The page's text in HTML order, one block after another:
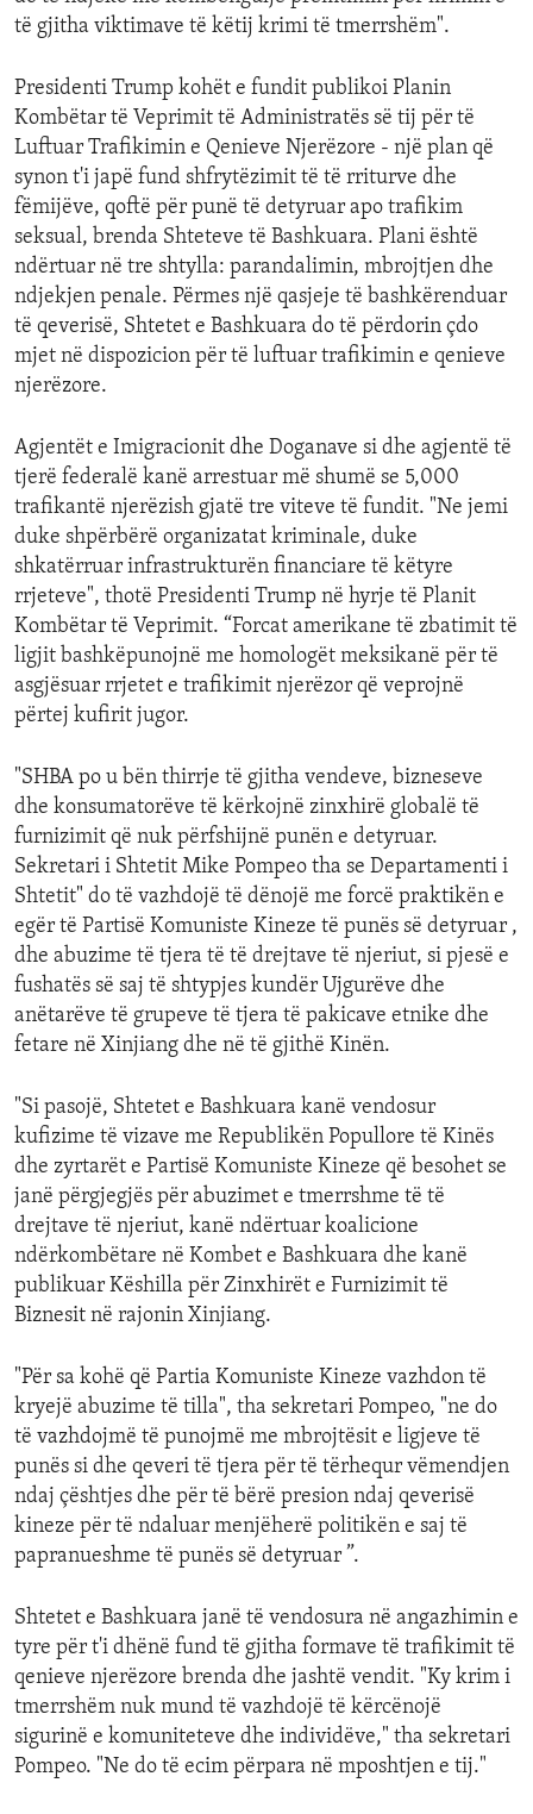
të gjitha viktimave të këtij krimi të tmerrshëm".
Presidenti Trump kohët e fundit publikoi Planin
Kombëtar të Veprimit të Administratës së tij për të
Luftuar Trafikimin e Qenieve Njerëzore - një plan që
synon t'i japë fund shfrytëzimit të të rriturve dhe
fëmijëve, qoftë për punë të detyruar apo trafikim
seksual, brenda Shteteve të Bashkuara. Plani është
ndërtuar në tre shtylla: parandalimin, mbrojtjen dhe
ndjekjen penale. Përmes një qasjeje të bashkërenduar
të qeverisë, Shtetet e Bashkuara do të përdorin çdo
mjet në dispozicion për të luftuar trafikimin e qenieve
njerëzore.
Agjentët e Imigracionit dhe Doganave si dhe agjentë të
tjerë federalë kanë arrestuar më shumë se 5,000
trafikantë njerëzish gjatë tre viteve të fundit. "Ne jemi
duke shpërbërë organizatat kriminale, duke
shkatërruar infrastrukturën financiare të këtyre
rrjeteve", thotë Presidenti Trump në hyrje të Planit
Kombëtar të Veprimit. “Forcat amerikane të zbatimit të
ligjit bashkëpunojnë me homologët meksikanë për të
asgjësuar rrjetet e trafikimit njerëzor që veprojnë
përtej kufirit jugor.
"SHBA po u bën thirrje të gjitha vendeve, bizneseve
dhe konsumatorëve të kërkojnë zinxhirë globalë të
furnizimit që nuk përfshijnë punën e detyruar.
Sekretari i Shtetit Mike Pompeo tha se Departamenti i
Shtetit" do të vazhdojë të dënojë me forcë praktikën e
egër të Partisë Komuniste Kineze të punës së detyruar ,
dhe abuzime të tjera të të drejtave të njeriut, si pjesë e
fushatës së saj të shtypjes kundër Ujgurëve dhe
anëtarëve të grupeve të tjera të pakicave etnike dhe
fetare në Xinjiang dhe në të gjithë Kinën.
"Si pasojë, Shtetet e Bashkuara kanë vendosur
kufizime të vizave me Republikën Popullore të Kinës
dhe zyrtarët e Partisë Komuniste Kineze që besohet se
janë përgjegjës për abuzimet e tmerrshme të të
drejtave të njeriut, kanë ndërtuar koalicione
ndërkombëtare në Kombet e Bashkuara dhe kanë
publikuar Këshilla për Zinxhirët e Furnizimit të
Biznesit në rajonin Xinjiang.
"Për sa kohë që Partia Komuniste Kineze vazhdon të
kryejë abuzime të tilla", tha sekretari Pompeo, "ne do
të vazhdojmë të punojmë me mbrojtësit e ligjeve të
punës si dhe qeveri të tjera për të tërhequr vëmendjen
ndaj çështjes dhe për të bërë presion ndaj qeverisë
kineze për të ndaluar menjëherë politikën e saj të
papranueshme të punës së detyruar ”.
Shtetet e Bashkuara janë të vendosura në angazhimin e
tyre për t'i dhënë fund të gjitha formave të trafikimit të
qenieve njerëzore brenda dhe jashtë vendit. "Ky krim i
tmerrshëm nuk mund të vazhdojë të kërcënojë
sigurinë e komuniteteve dhe individëve," tha sekretari
Pompeo. "Ne do të ecim përpara në mposhtjen e tij."